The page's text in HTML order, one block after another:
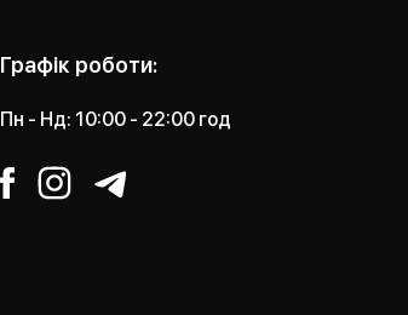
Графік роботи:
Пн - Нд: 10:00 - 22:00 год